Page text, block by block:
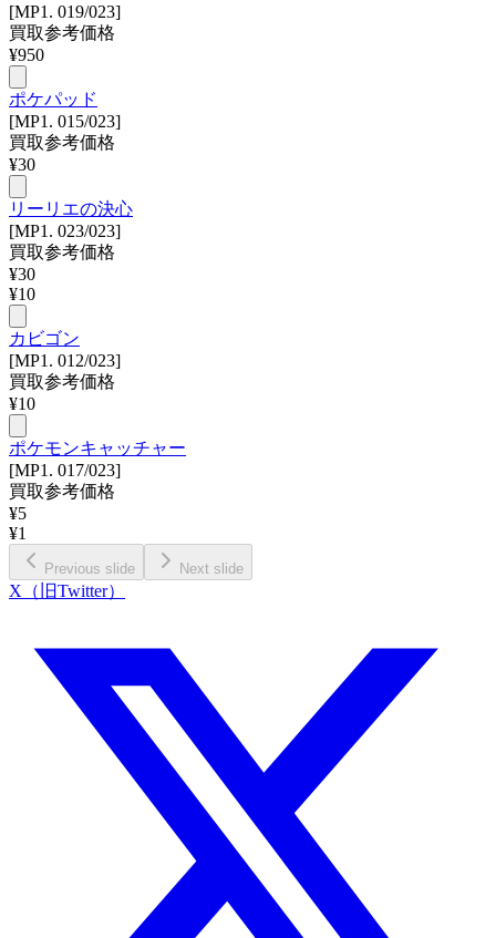
[MP1. 019/023]
買取参考価格
¥950
ポケパッド
[MP1. 015/023]
買取参考価格
¥30
リーリエの決心
[MP1. 023/023]
買取参考価格
¥30
¥10
カビゴン
[MP1. 012/023]
買取参考価格
¥10
ポケモンキャッチャー
[MP1. 017/023]
買取参考価格
¥5
¥1
Previous slide Next slide
X（旧Twitter）